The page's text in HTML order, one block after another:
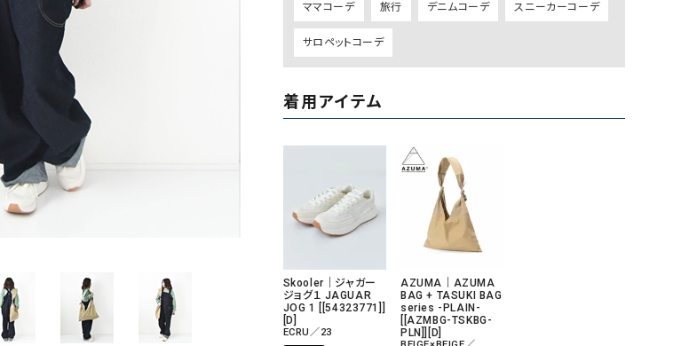
すべて見る 1 metre carre（アンメートルキャレ ）
LAURA DI MAGGIO（ロー
120%lino（ワンハンドレッドトゥエンティ
adidas（アディダス）
Ampersand（アンパサンド）
Antiquite's（アンティークス）
Audition（オーディション）
blue willow（ブルーウィロー）
blue willow（ブルーウィロー）
ママコーデ 旅行 デニムコーデ スニーカーコーデ
サロペットコーデ
着用アイテム
Skooler｜ジャガー
ジョグ１ JAGUAR
JOG 1 [[54323771]]
[D]
ECRU／23
AZUMA｜AZUMA
BAG + TASUKI BAG
series -PLAIN-
[[AZMBG-TSKBG-
PLN]][D]